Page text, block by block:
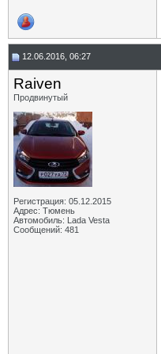
12.06.2016, 06:27
Raiven
Продвинутый
Регистрация: 05.12.2015
Адрес: Тюмень
Автомобиль: Lada Vesta
Сообщений: 481